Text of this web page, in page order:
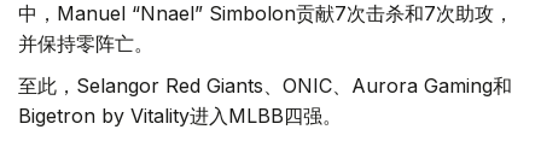
中，Manuel “Nnael” Simbolon贡献7次击杀和7次助攻，
并保持零阵亡。
至此，Selangor Red Giants、ONIC、Aurora Gaming和
Bigetron by Vitality进入MLBB四强。